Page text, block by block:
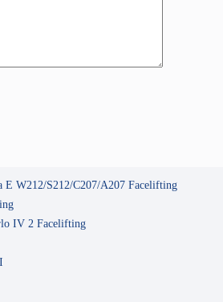
E W212/S212/C207/A207 Facelifting
IV 2 Facelifting